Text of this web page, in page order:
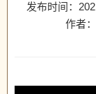
发布时间：
作者